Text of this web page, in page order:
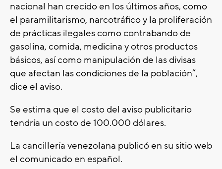
nacional han crecido en los últimos años, como
el paramilitarismo, narcotráfico y la proliferación
de prácticas ilegales como contrabando de
gasolina, comida, medicina y otros productos
básicos, así como manipulación de las divisas
que afectan las condiciones de la población”,
dice el aviso.
Se estima que el costo del aviso publicitario
tendría un costo de 100.000 dólares.
La cancillería venezolana publicó en su sitio web
el comunicado en español.